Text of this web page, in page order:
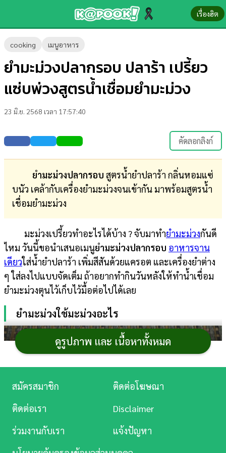
เรื่องฮิต
cooking เมนูอาหาร
ยำมะม่วงปลากรอบ ปลาร้า เปรี้ยว
แซ่บพ่วงสูตรน้ำเชื่อมยำมะม่วง
23 มิ.ย. 2568 เวลา 17:57:40
คัดลอกลิงก์
ยำมะม่วงปลากรอบ สูตรน้ำยำปลาร้า กลิ่นหอมแซ่
บนัว เคล้ากับเครื่องยำมะม่วงจนเข้ากัน มาพร้อมสูตรน้ำ
เชื่อมยำมะม่วง
มะม่วงเปรี้ยวทำอะไรได้บ้าง ? จับมาทำยำมะม่วงกันดี
ไหม วันนี้ขอนำเสนอเมนูยำมะม่วงปลากรอบ อาหารจาน
เดียวใส่น้ำยำปลาร้า เพิ่มสีสันด้วยแครอต และเครื่องยำต่าง
ๆ ใส่ลงไปแบบจัดเต็ม ถ้าอยากทำกินวันหลังให้ทำน้ำเชื่อม
ยำมะม่วงตุนไว้เก็บไว้มื้อต่อไปได้เลย
ยำมะม่วงใช้มะม่วงอะไร
ดูรูปภาพ และ เนื้อหาทั้งหมด
ข่าว-
ความ
รู้
บันเทิง
ตรวจ
ผล
บอล
สด
การ
เงิน
การ
ศึกษา
บันเทิง
ดู
Music
สมัครสมาชิก
ติดต่อโฆษณา
ติดต่อเรา
Disclaimer
ร่วมงานกับเรา
แจ้งปัญหา